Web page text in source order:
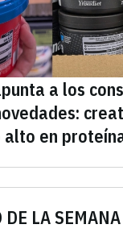
DE LA SEMANA
a los
alto en